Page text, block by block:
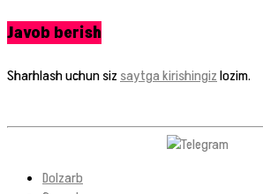
Javob berish
Sharhlash uchun siz saytga kirishingizlozim.
Dolzarb